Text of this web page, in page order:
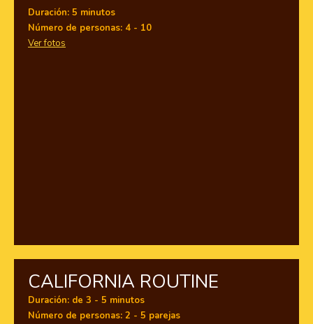
Duración: 5 minutos
Número de personas: 4 - 10
Ver fotos
CALIFORNIA ROUTINE
Duración: de 3 - 5 minutos
Número de personas: 2 - 5 parejas